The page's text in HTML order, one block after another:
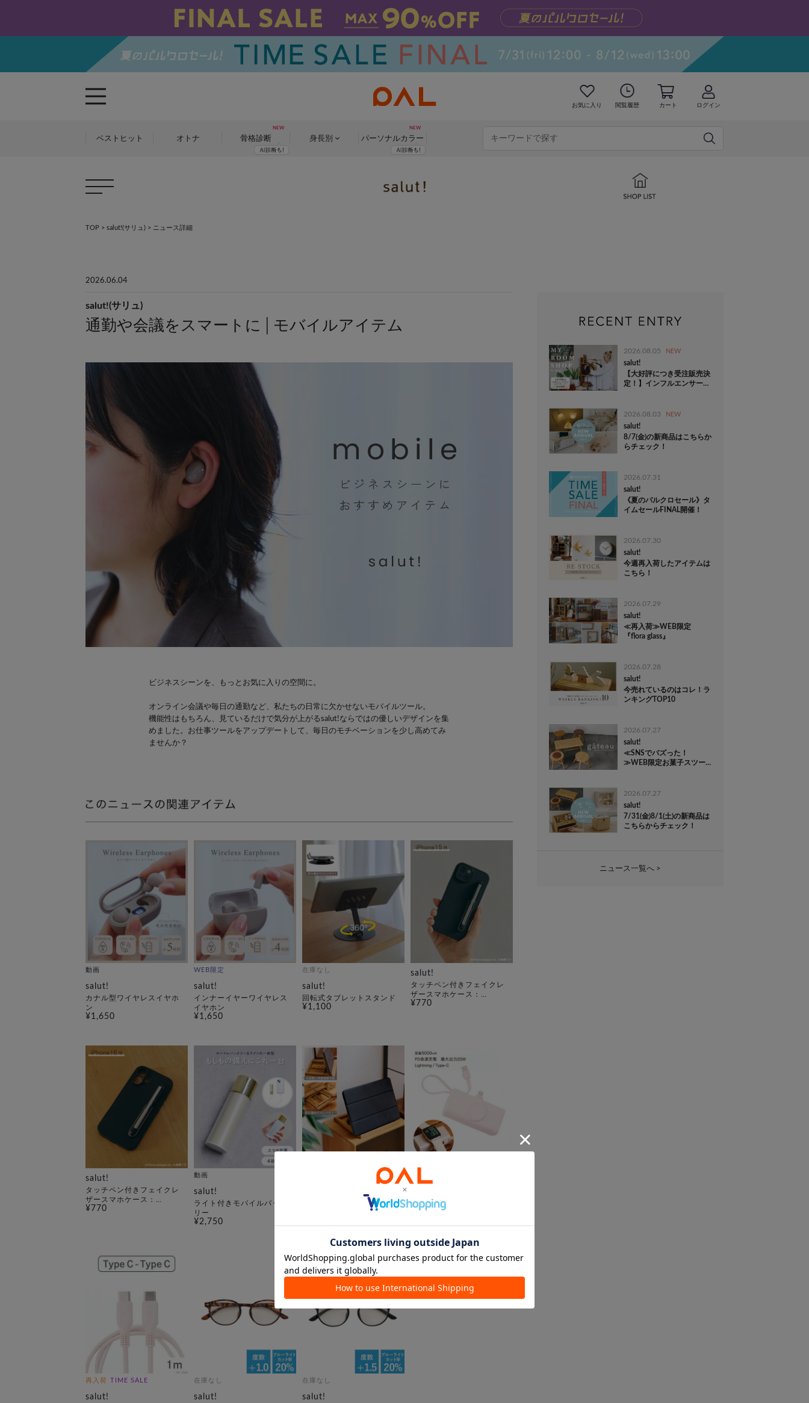
お気に入り 閲覧履歴 カート ログイン
ベストヒット オトナ 骨格診断 身長別 パーソナルカラー
TOP > salut!(サリュ) > ニュース詳細
2026.06.04
salut!(サリュ)
通勤や会議をスマートに│モバイルアイテム
ビジネスシーンを、もっとお気に入りの空間に。
オンライン会議や毎日の通勤など、私たちの日常に欠かせないモバイルツール。
機能性はもちろん、見ているだけで気分が上がるsalut!ならではの優しいデザインを集
めました。お仕事ツールをアップデートして、毎日のモチベーションを少し高めてみ
ませんか？
動画
salut!
カナル型ワイヤレスイヤホ
ン
¥1,650
WEB限定
salut!
インナーイヤーワイヤレス
イヤホン
¥1,650
在庫なし
salut!
回転式タブレットスタンド
¥1,100
salut!
タッチペン付きフェイクレ
ザースマホケース：
iPhone15対応
¥770
salut!
タッチペン付きフェイクレ
ザースマホケース：
iPhone16対応
¥770
動画
salut!
ライト付きモバイルバッテ
リー
¥2,750
タブレットスタンド
salut!
イルバッテリー
¥3,300
再入荷 TIME SALE
salut!
在庫なし
salut!
在庫なし
salut!
2026.08.05 NEW
salut!
【大好評につき受注販売決
定！】インフルエンサー企
2026.08.03 NEW
salut!
8/7(金)の新商品はこちらか
らチェック！
2026.07.31
salut!
《夏のパルクロセール》タ
イムセールFINAL開催！
2026.07.30
salut!
今週再入荷したアイテムは
こちら！
2026.07.29
salut!
≪再入荷≫WEB限定
『flora glass』
2026.07.28
salut!
今売れているのはコレ！ラ
ンキングTOP10
2026.07.27
salut!
≪SNSでバズった！
≫WEB限定お菓子スツー
2026.07.27
salut!
7/31(金)8/1(土)の新商品は
こちらからチェック！
ニュース一覧へ >